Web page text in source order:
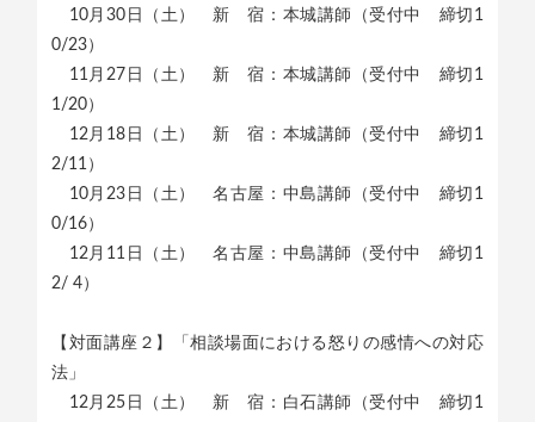
10月30日（土） 新 宿：本城講師（受付中 締切1
0/23）
11月27日（土） 新 宿：本城講師（受付中 締切1
1/20）
12月18日（土） 新 宿：本城講師（受付中 締切1
2/11）
10月23日（土） 名古屋：中島講師（受付中 締切1
0/16）
12月11日（土） 名古屋：中島講師（受付中 締切1
2/ 4）
【対面講座２】「相談場面における怒りの感情への対応
法」
12月25日（土） 新 宿：白石講師（受付中 締切1